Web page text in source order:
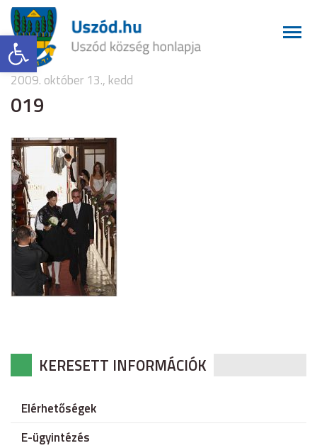
Eszköztár megnyitása
2009. október 13., kedd
019
KERESETT INFORMÁCIÓK
Elérhetőségek
E-ügyintézés